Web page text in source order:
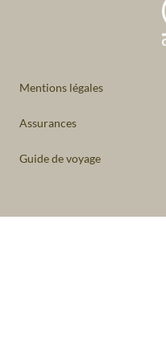
Mentions légales
Assurances
Guide de voyage